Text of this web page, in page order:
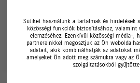
Sütiket használunk a tartalmak és hirdetések
közösségi funkciók biztosításához, valamint
elemzéséhez. Ezenkívül közösségi média-,
partnereinkkel megosztjuk az Ön
adatait, akik kombinálhatják az adatokat
amelyeket Ön adott meg számukra vagy az
szolgáltatásokból
ÉRDEKEL